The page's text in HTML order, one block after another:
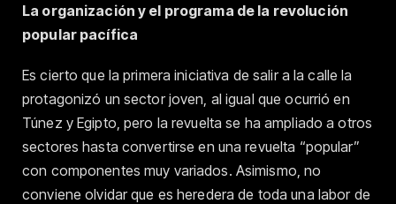
La organización y el programa de la revolución
popular pacífica
Es cierto que la primera iniciativa de salir a la calle la
protagonizó un sector joven, al igual que ocurrió en
Túnez y Egipto, pero la revuelta se ha ampliado a otros
sectores hasta convertirse en una revuelta “popular”
con componentes muy variados. Asimismo, no
conviene olvidar que es heredera de toda una labor de